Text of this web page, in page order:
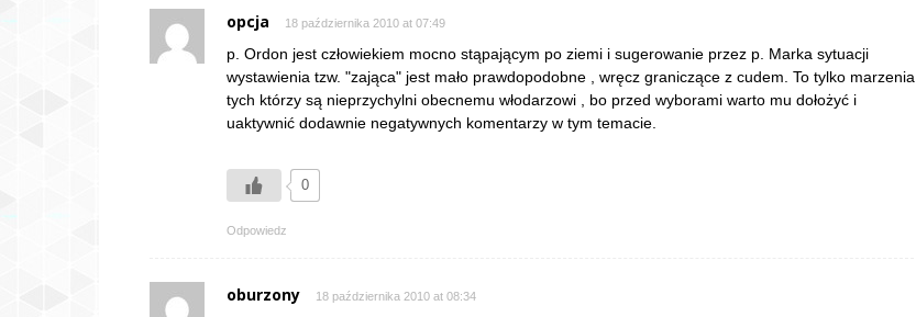
opcja 18 października 2010 at 07:49
p. Ordon jest człowiekiem mocno stąpającym po ziemi i sugerowanie przez p. Marka sytuacji
wystawienia tzw. "zająca" jest mało prawdopodobne , wręcz graniczące z cudem. To tylko marzenia
tych którzy są nieprzychylni obecnemu włodarzowi , bo przed wyborami warto mu dołożyć i
uaktywnić dodawnie negatywnych komentarzy w tym temacie.
0
Odpowiedz
oburzony 18 października 2010 at 08:34